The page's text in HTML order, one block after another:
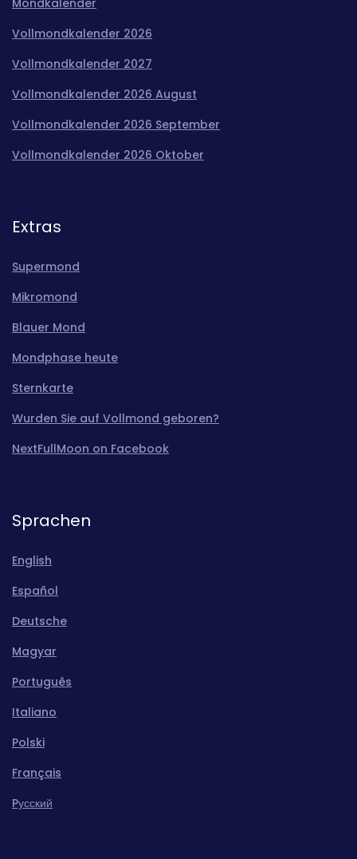
Vollmondkalender 2026
Vollmondkalender 2027
Vollmondkalender 2026 August
Vollmondkalender 2026 September
Vollmondkalender 2026 Oktober
Extras
Supermond
Mikromond
Blauer Mond
Mondphase heute
Sternkarte
Wurden Sie auf Vollmond geboren?
NextFullMoon on Facebook
Sprachen
English
Español
Deutsche
Magyar
Português
Italiano
Polski
Français
Pусский